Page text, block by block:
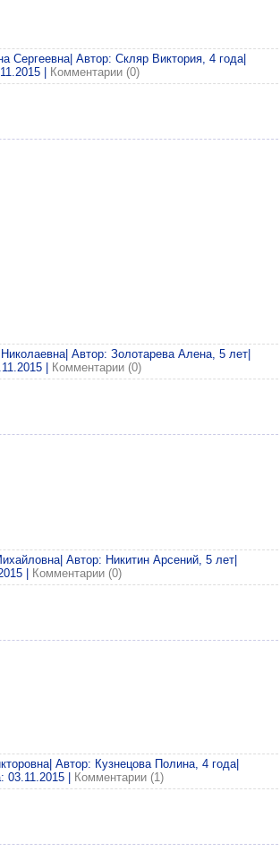
Сергеевна| Автор: Скляр Виктория, 4 года|
Комментарии (0)
Автор: Золотарева Алена, 5 лет|
Комментарии (0)
Автор: Никитин Арсений, 5 лет|
Комментарии (0)
Автор: Кузнецова Полина, 4 года|
03.11.2015 Комментарии (1)